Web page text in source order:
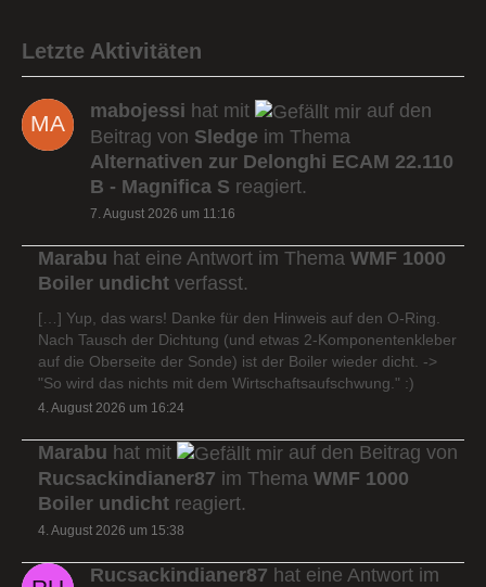
Letzte Aktivitäten
mabojessi hat mit
auf den
Beitrag von Sledge im Thema
Alternativen zur Delonghi ECAM 22.110
B - Magnifica S reagiert.
7. August 2026 um 11:16
Marabu hat eine Antwort im Thema WMF 1000
Boiler undicht verfasst.
[…] Yup, das wars! Danke für den Hinweis auf den O-Ring.
Nach Tausch der Dichtung (und etwas 2-Komponentenkleber
auf die Oberseite der Sonde) ist der Boiler wieder dicht. ->
"So wird das nichts mit dem Wirtschaftsaufschwung." :)
4. August 2026 um 16:24
Marabu hat mit
auf den Beitrag von
Rucsackindianer87 im Thema WMF 1000
Boiler undicht reagiert.
4. August 2026 um 15:38
Rucsackindianer87 hat eine Antwort im